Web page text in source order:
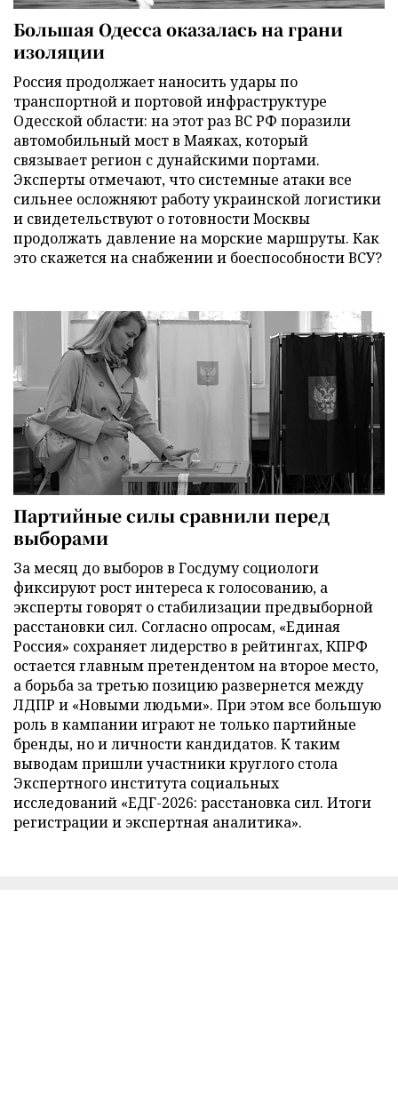
Большая Одесса оказалась на грани
изоляции
Россия продолжает наносить удары по
транспортной и портовой инфраструктуре
Одесской области: на этот раз ВС РФ поразили
автомобильный мост в Маяках, который
связывает регион с дунайскими портами.
Эксперты отмечают, что системные атаки все
сильнее осложняют работу украинской логистики
и свидетельствуют о готовности Москвы
продолжать давление на морские маршруты. Как
это скажется на снабжении и боеспособности ВСУ?
Партийные силы сравнили перед
выборами
За месяц до выборов в Госдуму социологи
фиксируют рост интереса к голосованию, а
эксперты говорят о стабилизации предвыборной
расстановки сил. Согласно опросам, «Единая
Россия» сохраняет лидерство в рейтингах, КПРФ
остается главным претендентом на второе место,
а борьба за третью позицию развернется между
ЛДПР и «Новыми людьми». При этом все большую
роль в кампании играют не только партийные
бренды, но и личности кандидатов. К таким
выводам пришли участники круглого стола
Экспертного института социальных
исследований «ЕДГ-2026: расстановка сил. Итоги
регистрации и экспертная аналитика».